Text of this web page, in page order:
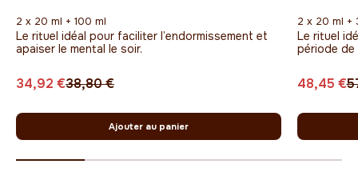
2 x 20 ml + 100 ml
Le rituel idéal pour faciliter l’endormissement et
apaiser le mental le soir.
Prix de vente
34,92 €Prix normal
38,80 €
Ajouter au panier
2 x 20 ml +
Le rituel
période de
Prix de
48,45 €